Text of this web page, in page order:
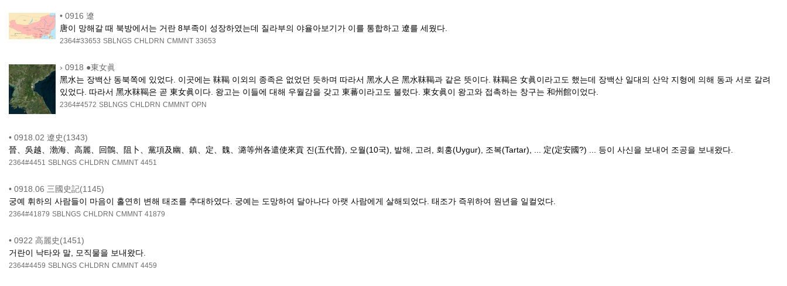
• 0916 遼
唐이 망해갈 때 북방에서는 거란 8부족이 성장하였는데 질라부의 야율아보기가 이를 통합하고 遼를 세웠다.
2364#33653 SBLNGS CHLDRN CMMNT 33653
› 0918 ●東女眞
黑水는 장백산 동북쪽에 있었다. 이곳에는 靺鞨 이외의 종족은 없었던 듯하며 따라서 黑水人은 黑水靺鞨과 같은 뜻이다. 靺鞨은 女眞이라고도 했는데 장백산 일대의 산악 지형에 의해 동과 서로 갈려
있었다. 따라서 黑水靺鞨은 곧 東女眞이다. 왕고는 이들에 대해 우월감을 갖고 東蕃이라고도 불렀다. 東女眞이 왕고와 접촉하는 창구는 和州館이었다.
2364#4572 SBLNGS CHLDRN CMMNT OPN
• 0918.02 遼史(1343)
晉、吳越、渤海、高麗、回鶻、阻卜、黨項及幽、鎮、定、魏、潞等州各遣使來貢 진(五代晉), 오월(10국), 발해, 고려, 회홍(Uygur), 조복(Tartar), ... 定(定安國?) ... 등이 사신을 보내어 조공을 보내왔다.
2364#4451 SBLNGS CHLDRN CMMNT 4451
• 0918.06 三國史記(1145)
궁예 휘하의 사람들이 마음이 홀연히 변해 태조를 추대하였다. 궁예는 도망하여 달아나다 아랫 사람에게 살해되었다. 태조가 즉위하여 원년을 일컬었다.
2364#41879 SBLNGS CHLDRN CMMNT 41879
• 0922 高麗史(1451)
거란이 낙타와 말, 모직물을 보내왔다.
2364#4459 SBLNGS CHLDRN CMMNT 4459